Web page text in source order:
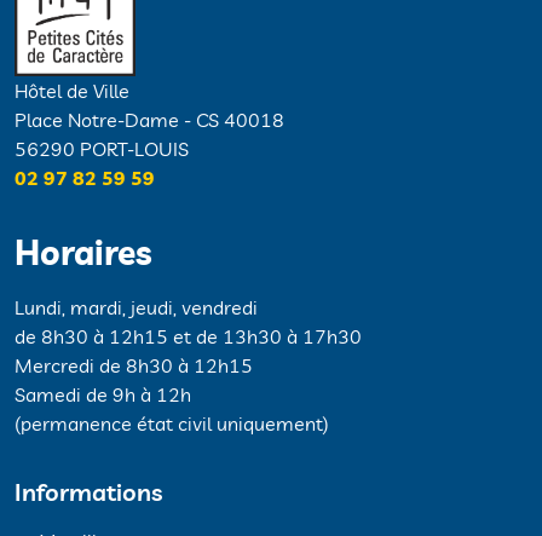
Hôtel de Ville
Place Notre-Dame - CS 40018
56290 PORT-LOUIS
02 97 82 59 59
Horaires
Lundi, mardi, jeudi, vendredi
de 8h30 à 12h15 et de 13h30 à 17h30
Mercredi de 8h30 à 12h15
Samedi de 9h à 12h
(permanence état civil uniquement)
Informations